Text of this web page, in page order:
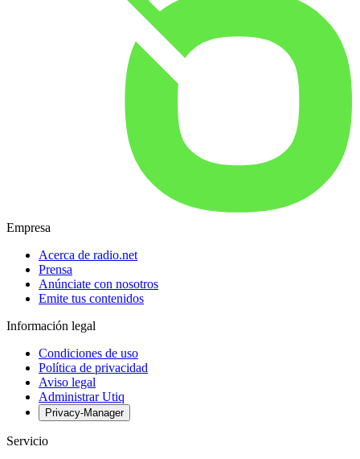
Empresa
Acerca de radio.net
Prensa
Anúnciate con nosotros
Emite tus contenidos
Información legal
Condiciones de uso
Política de privacidad
Aviso legal
Administrar Utiq
Privacy-Manager
Servicio